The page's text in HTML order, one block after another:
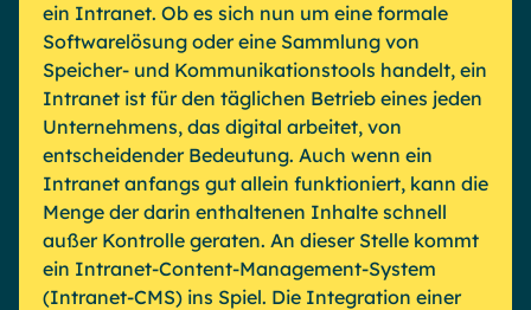
Interne Kommunikation
Interne Kommunikation
Employee Journey & Engagement
Virtuelles Büro
AI Augmented Digital Workplace
Plattform für digitale Zusammenarbeit
Digital Hub
Wissensbasis
Intranet-Funktionen
Analytische
Erweiterte Anpassung und Design
Generative KI
Sicherheit und Compliance
Unsere Kunden
Partner
Finden Sie den besten Verbündeten, um Ihr Intranet-
Projekt zum Erfolg zu führen
Microsoft x Powell = ♡
Microsoft Gold Partner
Zertifizierter Microsoft-Experte
Ressourcen
Success stories
White papers
Veranstaltungen
English FrançaisDeutsch
ein Intranet. Ob es sich nun um eine formale
Softwarelösung oder eine Sammlung von
Speicher- und Kommunikationstools handelt, ein
Intranet ist für den täglichen Betrieb eines jeden
Unternehmens, das digital arbeitet, von
entscheidender Bedeutung. Auch wenn ein
Intranet anfangs gut allein funktioniert, kann die
Menge der darin enthaltenen Inhalte schnell
außer Kontrolle geraten. An dieser Stelle kommt
ein Intranet-Content-Management-System
(Intranet-CMS) ins Spiel. Die Integration einer